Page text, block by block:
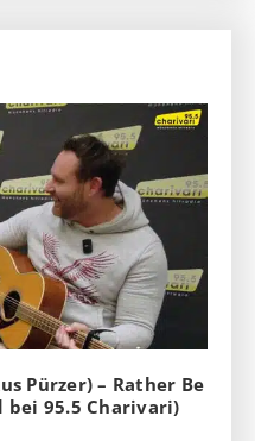
Pürzer) – Rather Be
bei 95.5 Charivari)